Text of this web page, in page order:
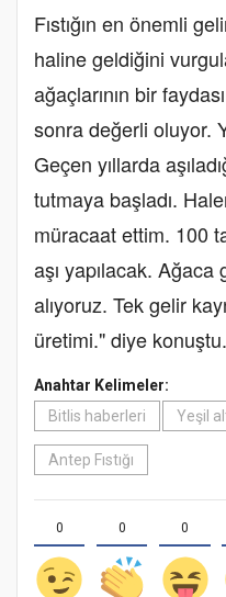
Fıstığın en önemli
haline geldiğini
ağaçlarının bir
sonra değerli oluyor.
Geçen yıllarda
tutmaya başladı.
müracaat ettim. 100
aşı yapılacak. Ağaca
alıyoruz. Tek gelir
üretimi." diye konuştu.
Anahtar Kelimeler:
Bitlis haberleri
Yeşil
Antep Fıstığı
0 0 0